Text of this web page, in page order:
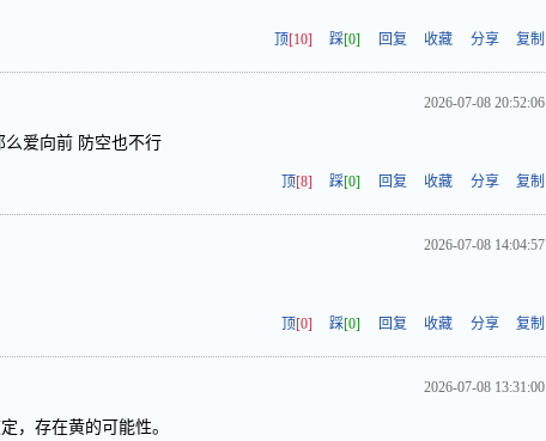
顶[10] 踩[0] 回复 收藏 分享 复制
2026-07-08 20:52:06
爱向前 防空也不行
顶[8] 踩[0] 回复 收藏 分享 复制
2026-07-08 14:04:57
顶[0] 踩[0] 回复 收藏 分享 复制
2026-07-08 13:31:00
，存在黄的可能性。